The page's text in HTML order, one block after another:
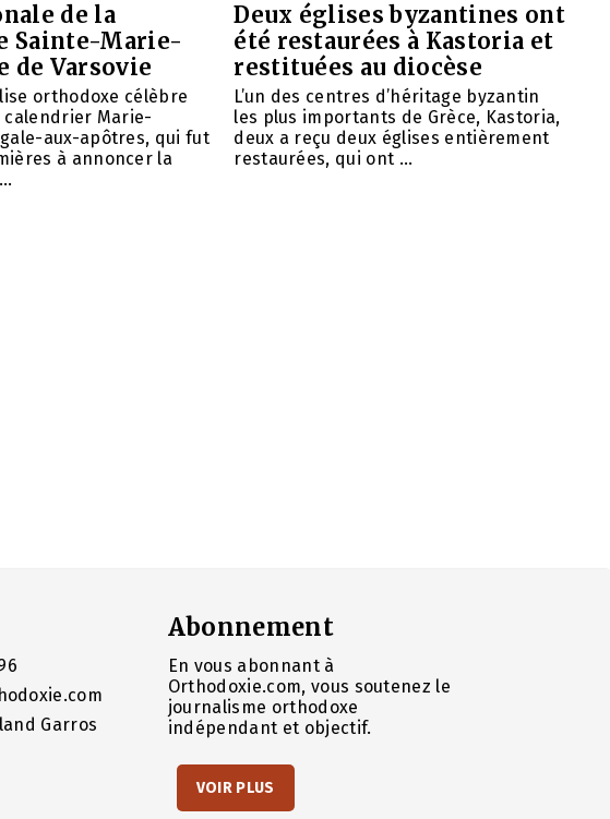
de la
Sainte-Marie-
de Varsovie
orthodoxe célèbre
calendrier Marie-
aux-apôtres, qui fut
à annoncer la
Deux églises byzantines ont
été restaurées à Kastoria et
restituées au diocèse
L’un des centres d’héritage byzantin
les plus importants de Grèce, Kastoria,
deux a reçu deux églises entièrement
restaurées, qui ont ...
Garros
Abonnement
En vous abonnant à
Orthodoxie.com, vous soutenez le
journalisme orthodoxe
indépendant et objectif.
VOIR PLUS